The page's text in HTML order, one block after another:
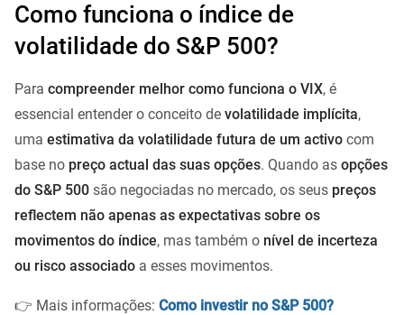
Como funciona o índice de
volatilidade do S&P 500?
Para compreender melhor como funciona o VIX, é
essencial entender o conceito de volatilidade implícita,
uma estimativa da volatilidade futura de um activo com
base no preço actual das suas opções. Quando as opções
do S&P 500 são negociadas no mercado, os seus preços
reflectem não apenas as expectativas sobre os
movimentos do índice, mas também o nível de incerteza
ou risco associado a esses movimentos.
👉 Mais informações: Como investir no S&P 500?